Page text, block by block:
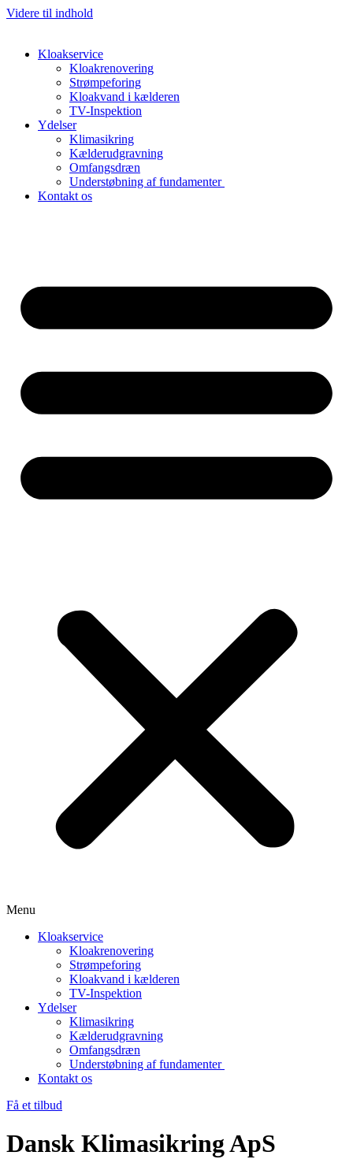
Videre til indhold
Kloakservice
Kloakrenovering
Strømpeforing
Kloakvand i kælderen
TV-Inspektion
Ydelser
Klimasikring
Kælderudgravning
Omfangsdræn
Understøbning af fundamenter
Kontakt os
Menu
Kloakservice
Kloakrenovering
Strømpeforing
Kloakvand i kælderen
TV-Inspektion
Ydelser
Klimasikring
Kælderudgravning
Omfangsdræn
Understøbning af fundamenter
Kontakt os
Få et tilbud
Dansk Klimasikring ApS